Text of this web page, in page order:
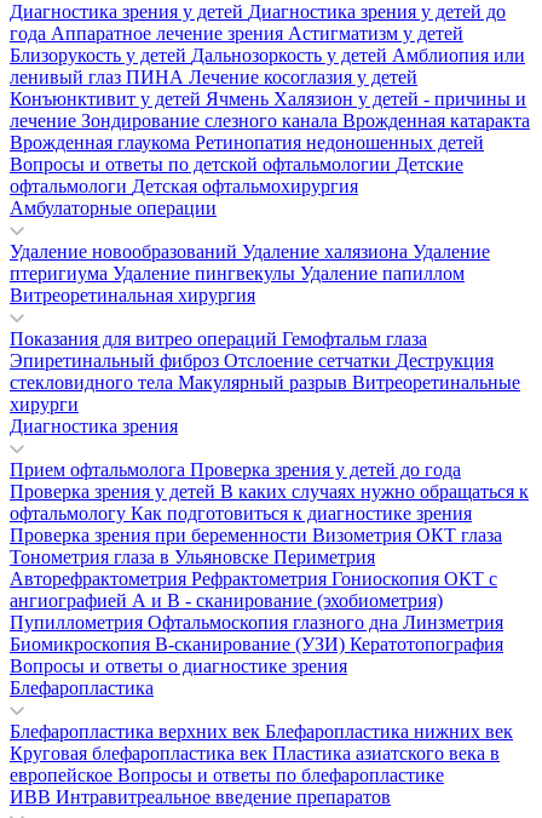
Диагностика зрения у детей Диагностика зрения у детей до
года Аппаратное лечение зрения Астигматизм у детей
Близорукость у детей Дальнозоркость у детей Амблиопия или
ленивый глаз ПИНА Лечение косоглазия у детей
Конъюнктивит у детей Ячмень Халязион у детей - причины и
лечение Зондирование слезного канала Врожденная катаракта
Врожденная глаукома Ретинопатия недоношенных детей
Вопросы и ответы по детской офтальмологии Детские
офтальмологи Детская офтальмохирургия
Амбулаторные операции
Удаление новообразований Удаление халязиона Удаление
птеригиума Удаление пингвекулы Удаление папиллом
Витреоретинальная хирургия
Показания для витрео операций Гемофтальм глаза
Эпиретинальный фиброз Отслоение сетчатки Деструкция
стекловидного тела Макулярный разрыв Витреоретинальные
хирурги
Диагностика зрения
Прием офтальмолога Проверка зрения у детей до года
Проверка зрения у детей В каких случаях нужно обращаться к
офтальмологу Как подготовиться к диагностике зрения
Проверка зрения при беременности Визометрия ОКТ глаза
Тонометрия глаза в Ульяновске Периметрия
Авторефрактометрия Рефрактометрия Гониоскопия ОКТ с
ангиографией А и В - сканирование (эхобиометрия)
Пупиллометрия Офтальмоскопия глазного дна Линзметрия
Биомикроскопия В-сканирование (УЗИ) Кератотопография
Вопросы и ответы о диагностике зрения
Блефаропластика
Блефаропластика верхних век Блефаропластика нижних век
Круговая блефаропластика век Пластика азиатского века в
европейское Вопросы и ответы по блефаропластике
ИВВ Интравитреальное введение препаратов